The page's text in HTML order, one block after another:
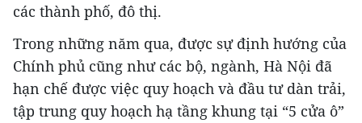
các thành phố, đô thị.
Trong những năm qua, được sự định hướng của
Chính phủ cũng như các bộ, ngành, Hà Nội đã
hạn chế được việc quy hoạch và đầu tư dàn trải,
tập trung quy hoạch hạ tầng khung tại “5 cửa ô”